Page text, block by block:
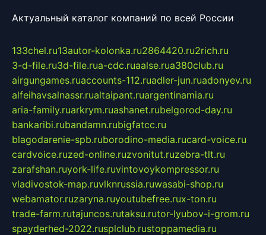
Актуальный каталог компаний по всей России
133chel.ru13autor-kolonka.ru2864420.ru2rich.ru
3-d-file.ru3d-file.rua-cdc.ruaalse.rua380club.ru
airgungames.ruaccounts-112.ruadler-jun.ruadonyev.ru
alfeihavsalnassr.rualtaipant.ruargentinamia.ru
aria-family.ruarkrym.ruashanet.rubelgorod-day.ru
bankaribi.rubandamn.rubigfatcc.ru
blagodarenie-spb.ruborodino-media.rucard-voice.ru
cardvoice.ruzed-online.ruzvonitut.ruzebra-tlt.ru
zarafshan.ruyork-life.ruvintovoykompressor.ru
vladivostok-map.ruvlknrussia.ruwasabi-shop.ru
webamator.ruzaryna.ruyoutubefree.rux-ton.ru
trade-farm.rutajuncos.rutaksu.rutor-lyubov-i-grom.ru
spayderhed-2022.rusplclub.rustoppamedia.ru